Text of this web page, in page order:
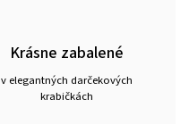
Krásne zabalené
v elegantných darčekových
krabičkách